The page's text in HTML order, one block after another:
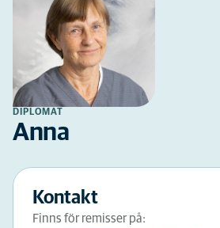
DIPLOMAT
Anna
Kontakt
Finns för remisser på: